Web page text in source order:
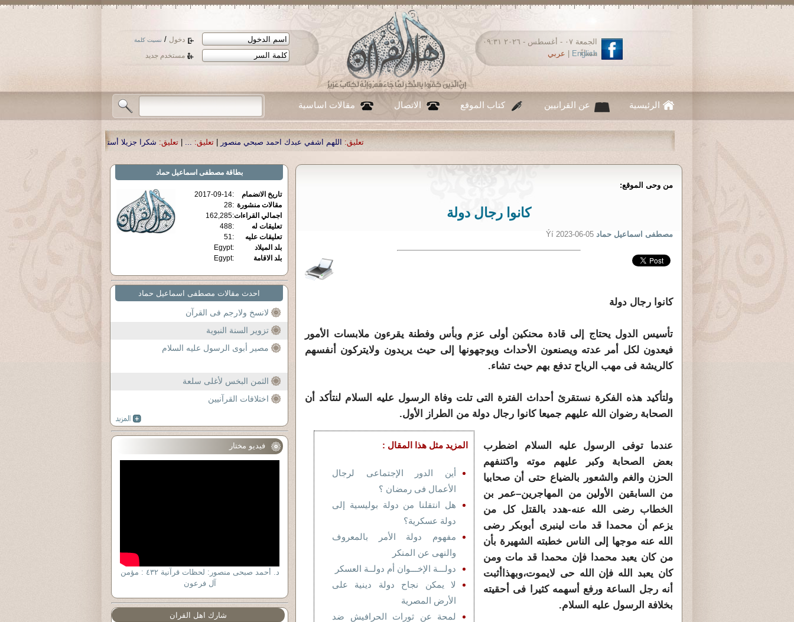
دخول / نسيت كلمة
مستخدم جديد
الجمعة ٠٧ - أغسطس - ٢٠٢٦ ٠٩:٣١
مساءً
English عربي
الرئيسية عن القرانيين كتاب الموقع الاتصال مقالات اساسية
اللهم اشفي عبدك احمد صبحي منصور|تعليق: ...
|تعليق: شكرا جزيلا أستاذ حمد الحمد .أكرمكم الله .
من وحى الموقع:
كانوا رجال دولة
مصطفى اسماعيل حماد Ýí 2023-06-05
كانوا رجال دولة
تأسيس الدول يحتاج إلى قادة محنكين أولى عزم وبأس وفطنة يقرءون ملابسات الأمور
فيعدون لكل أمر عدته ويصنعون الأحداث ويوجهونها إلى حيث يريدون ولايتركون أنفسهم
كالريشة فى مهب الرياح تدفع بهم حيث تشاء.
ولتأكيد هذه الفكرة نستقرئ أحداث الفترة التى تلت وفاة الرسول عليه السلام لنتأكد أن
الصحابة رضوان الله عليهم جميعا كانوا رجال دولة من الطراز الأول.
المزيد مثل هذا المقال :
أين الدور الإجتماعى لرجال
الأعمال فى رمضان ؟
هل انتقلنا من دولة بوليسية إلى
دولة عسكرية؟
مفهوم دولة الأمر بالمعروف
والنهى عن المنكر
دولـــة الإخـــوان أم دولــة العسكر
لا يمكن نجاح دولة دينية على
الأرض المصرية
لمحة عن ثورات الحرافيش ضد
عندما توفى الرسول عليه السلام اضطرب
بعض الصحابة وكبر عليهم موته واكتنفهم
الحزن والغم والشعور بالضياع حتى أن صحابيا
من السابقين الأولين من المهاجرين–عمر بن
الخطاب رضى الله عنه-هدد بالقتل كل من
يزعم أن محمدا قد مات لينبرى أبوبكر رضى
الله عنه موجها إلى الناس خطبته الشهيرة بأن
من كان يعبد محمدا فإن محمدا قد مات ومن
كان يعبد الله فإن الله حى لايموت،وبهذاأثبت
أنه رجل الساعة ورفع أسهمه كثيرا فى أحقيته
بخلافة الرسول عليه السلام.
بطاقةمصطفى اسماعيل حماد
تاريخ الانضمام :
2017-09-14
مقالات منشورة :
28
اجمالي القراءات:
162,285
تعليقات له
:
488
تعليقات عليه
:
51
بلد الميلاد
:
Egypt
بلد الاقامة
:
Egypt
احدث مقالات مصطفى اسماعيل حماد
لانسخ ولارجم فى القرآن
تزوير السنة النبوية
مصير أبوى الرسول عليه السلام
الثمن البخس لأغلى سلعة
اختلافات القرآنيين
فيديو مختار
د. أحمد صبحى منصور: لحظات قرآنية ٤٣٢ : مؤمن
آل فرعون
شارك اهل القران